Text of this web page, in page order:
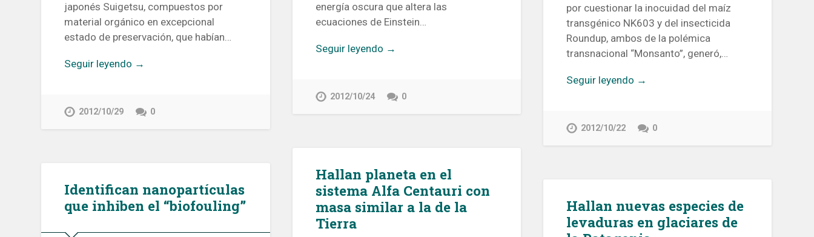
japonés Suigetsu, compuestos por
material orgánico en excepcional
estado de preservación, que habían…
Seguir leyendo →
2012/10/29 0
energía oscura que altera las
ecuaciones de Einstein…
Seguir leyendo →
2012/10/24 0
por cuestionar la inocuidad del maíz
transgénico NK603 y del insecticida
Roundup, ambos de la polémica
transnacional “Monsanto”, generó,…
Seguir leyendo →
2012/10/22 0
Hallan planeta en el
sistema Alfa Centauri con
masa similar a la de la
Tierra
Identifican nanopartículas
que inhiben el “biofouling”
Hallan nuevas especies de
levaduras en glaciares de